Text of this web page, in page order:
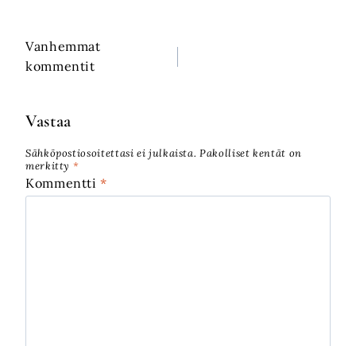
Kommenttien
Vanhemmat
kommentit
Vastaa
Sähköpostiosoitettasi ei julkaista. Pakolliset kentät on
merkitty *
Kommentti*